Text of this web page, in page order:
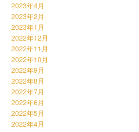
2023年4月
2023年2月
2023年1月
2022年12月
2022年11月
2022年10月
2022年9月
2022年8月
2022年7月
2022年6月
2022年5月
2022年4月